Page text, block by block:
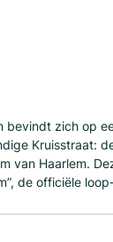
bevindt zich op
Kruisstraat:
van Haarlem.
de officiële
en dagelijks